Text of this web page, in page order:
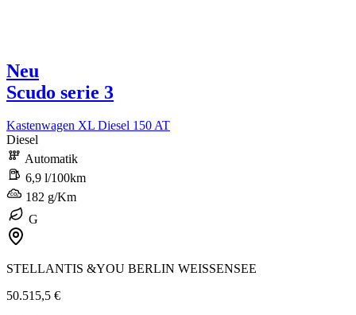
Neu
Scudo serie 3
Kastenwagen XL Diesel 150 AT
Diesel
Automatik
6,9 l/100km
182 g/Km
G
STELLANTIS &YOU BERLIN WEISSENSEE
50.515,5 €